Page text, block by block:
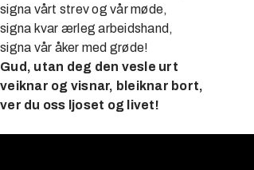
signa vårt strev og vår møde,
signa kvar ærleg arbeidshand,
signa vår åker med grøde!
Gud, utan deg den vesle urt
veiknar og visnar, bleiknar bort,
ver du oss ljoset og livet!